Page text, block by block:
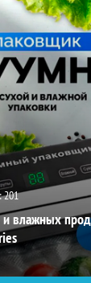
201
влажных